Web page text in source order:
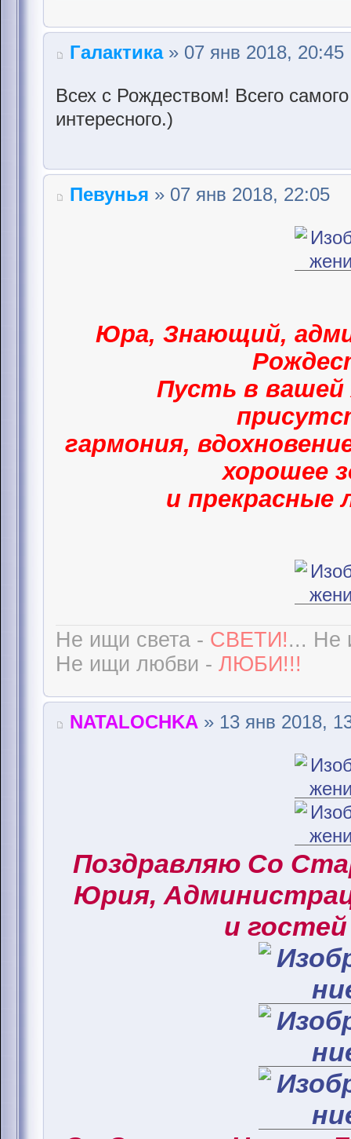
Галактика» 07 янв 2018, 20:45
Всех с Рождеством! Всего
интересного.)
Певунья » 07 янв 2018, 22:05
Юра, Знающий,
Пусть в вашей
гармония,
хорошее
и прекрасные
Не ищи света - СВЕТИ!... Не
Не ищи любви - ЛЮБИ!!!
NATALOCHKA » 13 янв 2018,
Поздравляю Со
Юрия,
и